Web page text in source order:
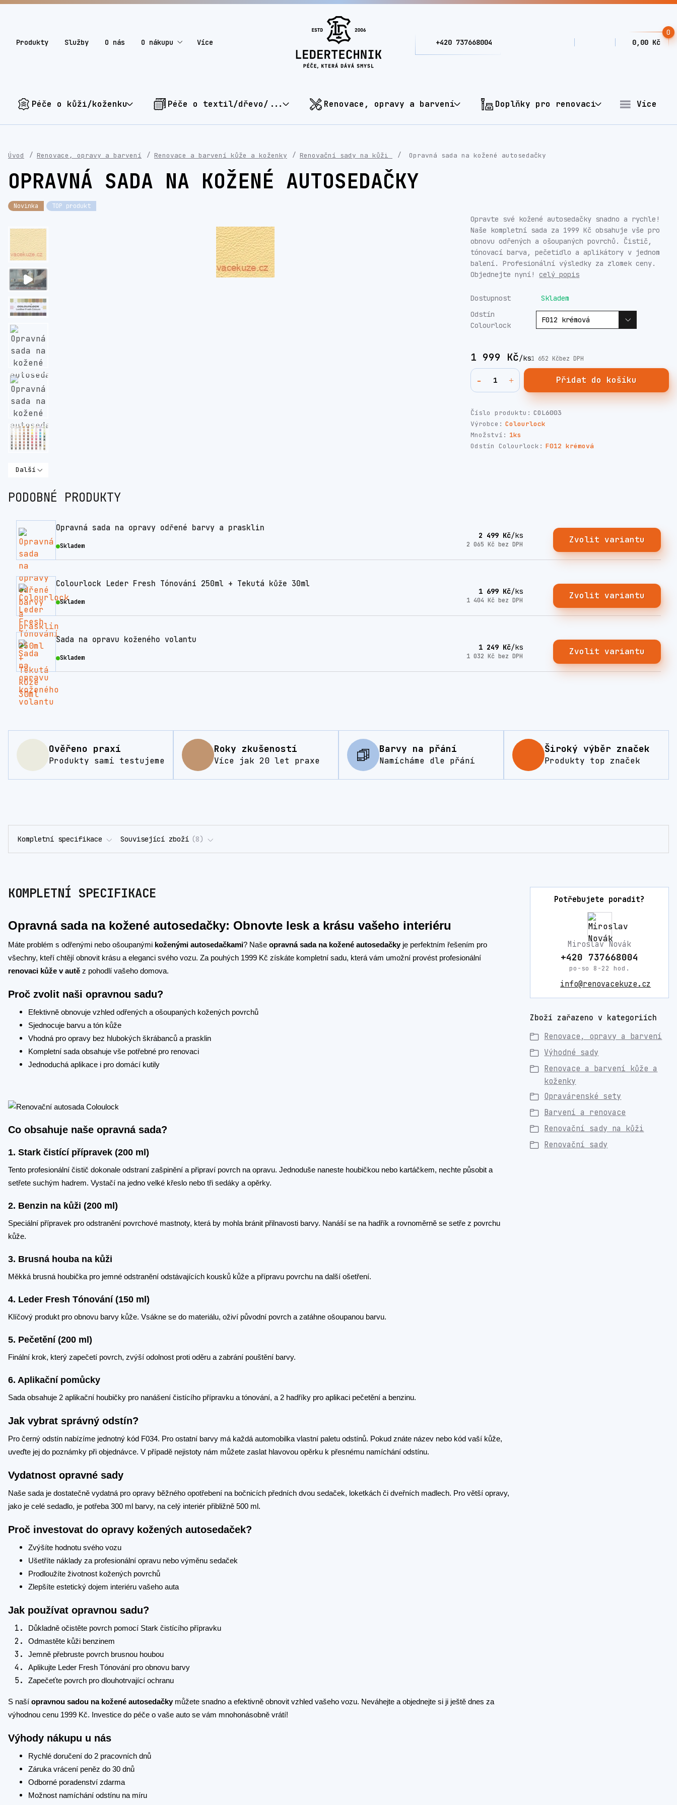
Produkty Služby O nás O nákupu Více
0
0,00 Kč
+420 737668004
Péče o kůži/koženku Péče o textil/dřevo/... Renovace, opravy a barvení Doplňky pro renovaci Více
Úvod Renovace, opravy a barvení Renovace a barvení kůže a koženky Renovační sady na kůži Opravná sada na kožené autosedačky
OPRAVNÁ SADA NA KOŽENÉ AUTOSEDAČKY
Novinka TOP produkt
Další
Opravte své kožené autosedačky snadno a rychle!
Naše kompletní sada za 1999 Kč obsahuje vše pro
obnovu odřených a ošoupaných povrchů. Čistič,
tónovací barva, pečetidlo a aplikátory v jednom
balení. Profesionální výsledky za zlomek ceny.
Objednejte nyní!celý popis
Dostupnost
Skladem
Odstín
Colourlock
1 999 Kč/ks1 652 Kčbez DPH
Přidat do košíku
Číslo produktu: COL6003
Výrobce: Colourlock
Množství: 1ks
Odstín Colourlock: F012 krémová
PODOBNÉ PRODUKTY
Opravná sada na opravy odřené barvy a prasklin
2 499 Kč/ks
2 065 Kč bez DPH
Skladem
Zvolit variantu
Colourlock Leder Fresh Tónování 250ml + Tekutá kůže 30ml
1 699 Kč/ks
1 404 Kč bez DPH
Skladem
Zvolit variantu
Sada na opravu koženého volantu
1 249 Kč/ks
1 032 Kč bez DPH
Skladem
Zvolit variantu
Ověřeno praxí
Produkty sami testujeme
Roky zkušeností
Více jak 20 let praxe
Barvy na přání
Namícháme dle přání
Široký výběr značek
Produkty top značek
Kompletní specifikace Související zboží 8
KOMPLETNÍ SPECIFIKACE
Opravná sada na kožené autosedačky: Obnovte lesk a krásu vašeho interiéru
Máte problém s odřenými nebo ošoupanými koženými autosedačkami? Naše opravná sada na kožené autosedačkyje perfektním řešením pro
všechny, kteří chtějí obnovit krásu a eleganci svého vozu. Za pouhých 1999 Kč získáte kompletní sadu, která vám umožní provést profesionální
renovaci kůže v autě z pohodlí vašeho domova.
Proč zvolit naši opravnou sadu?
Efektivně obnovuje vzhled odřených a ošoupaných kožených povrchů
Sjednocuje barvu a tón kůže
Vhodná pro opravy bez hlubokých škrábanců a prasklin
Kompletní sada obsahuje vše potřebné pro renovaci
Jednoduchá aplikace i pro domácí kutily
Co obsahuje naše opravná sada?
1. Stark čistící přípravek (200 ml)
Tento profesionální čistič dokonale odstraní zašpinění a připraví povrch na opravu. Jednoduše naneste houbičkou nebo kartáčkem, nechte působit a
setřete suchým hadrem. Vystačí na jedno velké křeslo nebo tři sedáky a opěrky.
2. Benzin na kůži (200 ml)
Speciální přípravek pro odstranění povrchové mastnoty, která by mohla bránit přilnavosti barvy. Nanáší se na hadřík a rovnoměrně se setře z povrchu
kůže.
3. Brusná houba na kůži
Měkká brusná houbička pro jemné odstranění odstávajících kousků kůže a přípravu povrchu na další ošetření.
4. Leder Fresh Tónování (150 ml)
Klíčový produkt pro obnovu barvy kůže. Vsákne se do materiálu, oživí původní povrch a zatáhne ošoupanou barvu.
5. Pečetění (200 ml)
Finální krok, který zapečetí povrch, zvýší odolnost proti oděru a zabrání pouštění barvy.
6. Aplikační pomůcky
Sada obsahuje 2 aplikační houbičky pro nanášení čistícího přípravku a tónování, a 2 hadříky pro aplikaci pečetění a benzinu.
Jak vybrat správný odstín?
Pro černý odstín nabízíme jednotný kód F034. Pro ostatní barvy má každá automobilka vlastní paletu odstínů. Pokud znáte název nebo kód vaší kůže,
uveďte jej do poznámky při objednávce. V případě nejistoty nám můžete zaslat hlavovou opěrku k přesnému namíchání odstínu.
Vydatnost opravné sady
Naše sada je dostatečně vydatná pro opravy běžného opotřebení na bočnicích předních dvou sedaček, loketkách či dveřních madlech. Pro větší opravy,
jako je celé sedadlo, je potřeba 300 ml barvy, na celý interiér přibližně 500 ml.
Proč investovat do opravy kožených autosedaček?
Zvýšíte hodnotu svého vozu
Ušetříte náklady za profesionální opravu nebo výměnu sedaček
Prodloužíte životnost kožených povrchů
Zlepšíte estetický dojem interiéru vašeho auta
Jak používat opravnou sadu?
Důkladně očistěte povrch pomocí Stark čistícího přípravku
Odmastěte kůži benzinem
Jemně přebruste povrch brusnou houbou
Aplikujte Leder Fresh Tónování pro obnovu barvy
Zapečeťte povrch pro dlouhotrvající ochranu
S naší opravnou sadou na kožené autosedačkymůžete snadno a efektivně obnovit vzhled vašeho vozu. Neváhejte a objednejte si ji ještě dnes za
výhodnou cenu 1999 Kč. Investice do péče o vaše auto se vám mnohonásobně vrátí!
Výhody nákupu u nás
Rychlé doručení do 2 pracovních dnů
Záruka vrácení peněz do 30 dnů
Odborné poradenství zdarma
Možnost namíchání odstínu na míru
Potřebujete poradit?
Miroslav Novák
+420 737668004
po-so 8-22 hod.
info@renovacekuze.cz
Zboží zařazeno v kategoriích
Renovace, opravy a barvení
Výhodné sady
Renovace a barvení kůže a
koženky
Opravárenské sety
Barvení a renovace
Renovační sady na kůži
Renovační sady